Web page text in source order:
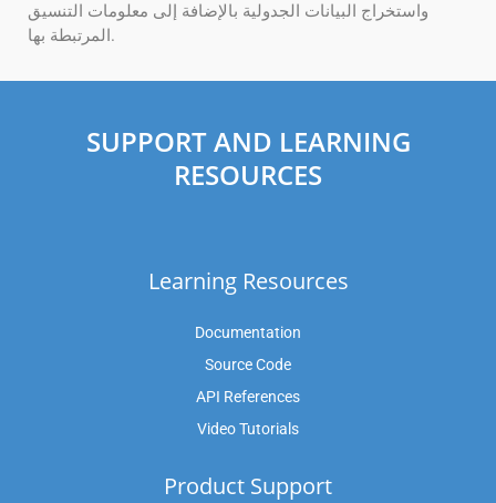
واستخراج البيانات الجدولية بالإضافة إلى معلومات التنسيق
المرتبطة بها.
SUPPORT AND LEARNING
RESOURCES
Learning Resources
Documentation
Source Code
API References
Video Tutorials
Product Support